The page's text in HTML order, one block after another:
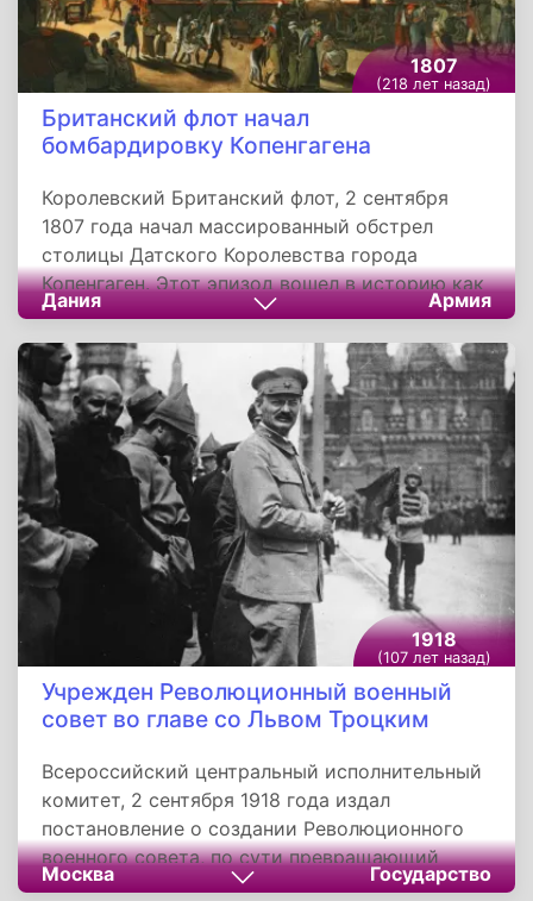
1807
(218 лет назад)
Британский флот начал
бомбардировку Копенгагена
Королевский Британский флот, 2 сентября
1807 года начал массированный обстрел
столицы Датского Королевства города
Копенгаген. Этот эпизод вошел в историю как
один из первых в Новое время примеров
использования превентивной войны и
терроризма, поскольку жертвами
бомбардировки были мирные жители страны,
держащей военный и политический
нейтралитет.​​​​​​​
Дания Армия
1918
(107 лет назад)
Учрежден Революционный военный
совет во главе со Львом Троцким
Всероссийский центральный исполнительный
комитет, 2 сентября 1918 года издал
постановление о создании Революционного
военного совета, по сути превращающий
Советскую республику в военный лагерь.
Москва Государство